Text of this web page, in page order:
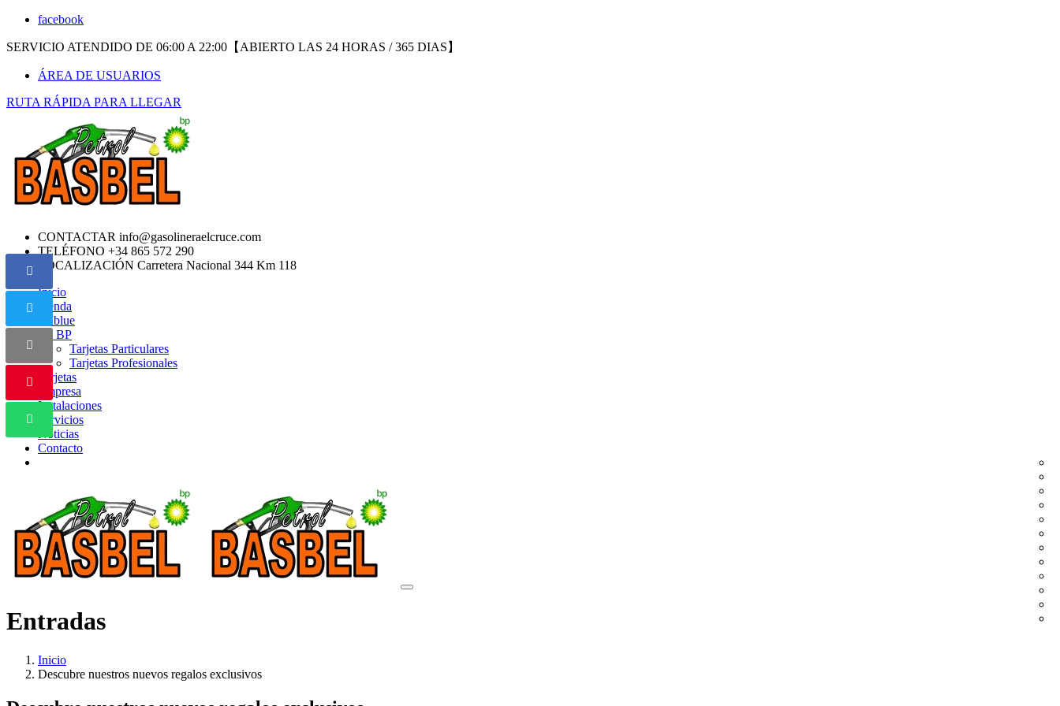
facebook
SERVICIO ATENDIDO DE 06:00 A 22:00【ABIERTO LAS 24 HORAS / 365 DIAS】
ÁREA DE USUARIOS
RUTA RÁPIDA PARA LLEGAR
CONTACTAR info@gasolineraelcruce.com
TELÉFONO +34 865 572 290
LOCALIZACIÓN Carretera Nacional 344 Km 118
Inicio
Tienda
Adblue
MI BP
Tarjetas Particulares
Tarjetas Profesionales
Tarjetas
Empresa
Instalaciones
Servicios
Noticias
Contacto
Entradas
Inicio
Descubre nuestros nuevos regalos exclusivos